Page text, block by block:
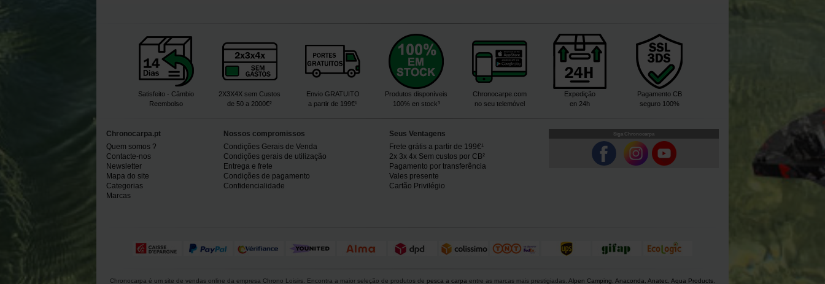
Satisfeito - Câmbio
Reembolso
2X3X4X sem Custos
de 50 a 2000€²
Envio GRATUITO
a partir de 199€¹
Produtos disponíveis
100% en stock³
Chronocarpe.com
no seu telemóvel
Expedição
en 24h
Pagamento CB
seguro 100%
Chronocarpa.pt
Quem somos ?
Contacte-nos
Newsletter
Mapa do site
Categorias
Marcas
Nossos compromissos
Condições Gerais de Venda
Condições gerais de utilização
Entrega e frete
Condições de pagamento
Confidencialidade
Seus Ventagens
Frete grátis a partir de 199€¹
2x 3x 4x Sem custos por CB²
Pagamento por transferência
Vales presente
Cartão Privilégio
Siga Chronocarpa
Chronocarpa é um site de vendas online da empresa Chrono Loisirs. Encontra a maior seleção de produtos de pesca a carpa entre as marcas mais prestigiadas. Alpen Camping Anaconda Anatec Aqua Products